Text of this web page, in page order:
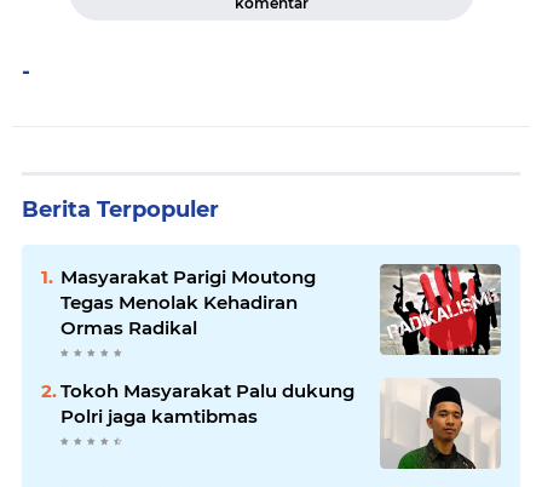
-
Berita Terpopuler
Masyarakat Parigi Moutong
Tegas Menolak Kehadiran
Ormas Radikal
Tokoh Masyarakat Palu dukung
Polri jaga kamtibmas